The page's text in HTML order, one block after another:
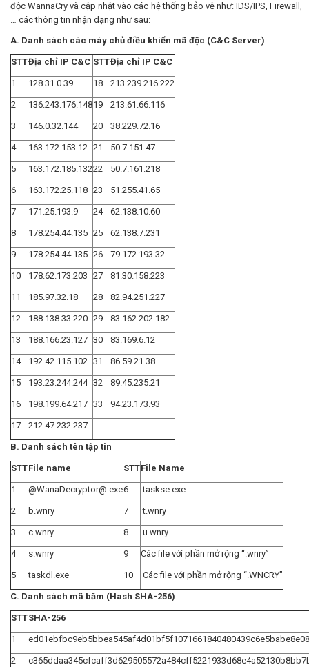
độc WannaCry và cập nhật vào các hệ thống bảo vệ như: IDS/IPS, Firewall,
… các thông tin nhận dạng như sau:
A. Danh sách các máy chủ điều khiển mã độc (C&C Server)
STTĐịa chỉ IP C&C STTĐịa chỉ IP C&C
1 128.31.0.39 18 213.239.216.222
2 136.243.176.14819 213.61.66.116
3 146.0.32.144 20 38.229.72.16
4 163.172.153.12 21 50.7.151.47
5 163.172.185.13222 50.7.161.218
6 163.172.25.118 23 51.255.41.65
7 171.25.193.9 24 62.138.10.60
8 178.254.44.135 25 62.138.7.231
9 178.254.44.135 26 79.172.193.32
10 178.62.173.203 27 81.30.158.223
11 185.97.32.18 28 82.94.251.227
12 188.138.33.220 29 83.162.202.182
13 188.166.23.127 30 83.169.6.12
14 192.42.115.102 31 86.59.21.38
15 193.23.244.244 32 89.45.235.21
16 198.199.64.217 33 94.23.173.93
17 212.47.232.237
B. Danh sách tên tập tin
STTFile name STTFile Name
1 @WanaDecryptor@.exe6 taskse.exe
2 b.wnry 7 t.wnry
3 c.wnry 8 u.wnry
4 s.wnry 9 Các file với phần mở rộng “.wnry”
5 taskdl.exe 10 Các file với phần mở rộng “.WNCRY”
C. Danh sách mã băm (Hash SHA-256)
STTSHA-256
1
2